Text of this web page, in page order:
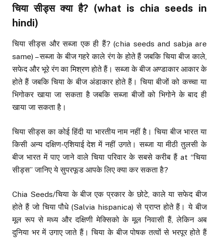
चिया सीड्स क्या है? (what is chia seeds in
hindi)
चिया सीड्स और सब्जा एक ही हैं? (chia seeds and sabja are
same) – सब्जा के बीज गहरे काले रंग के होते हैं जबकि चिया बीज काले,
सफेद और भूरे रंग का मिश्रण होते हैं। सब्जा के बीज अण्डाकार आकार के
होते हैं जबकि चिया के बीज अंडाकार होते हैं। चिया बीजों को कच्चा या
भिगोकर खाया जा सकता है जबकि सब्जा बीजों को भिगोने के बाद ही
खाया जा सकता है।
चिया सीड्स का कोई हिंदी या भारतीय नाम नहीं है। चिया बीज भारत या
किसी अन्य दक्षिण-एशियाई देश में नहीं उगते। सब्जा या मीठी तुलसी के
बीज भारत में पाए जाने वाले चिया परिवार के सबसे करीब हैं at “चिया
सीड्स” जानिए ये सुपरफूड आपके लिए क्या कर सकता है?
Chia Seeds/चिया के बीज एक प्रकार के छोटे, काले या सफेद बीज
होते हैं जो चिया पौधे (Salvia hispanica) से प्राप्त होते हैं। ये बीज
मूल रूप से मध्य और दक्षिणी मेक्सिको के मूल निवासी हैं, लेकिन अब
दुनिया भर में उगाए जाते हैं। चिया के बीज पोषक तत्वों से भरपूर होते हैं